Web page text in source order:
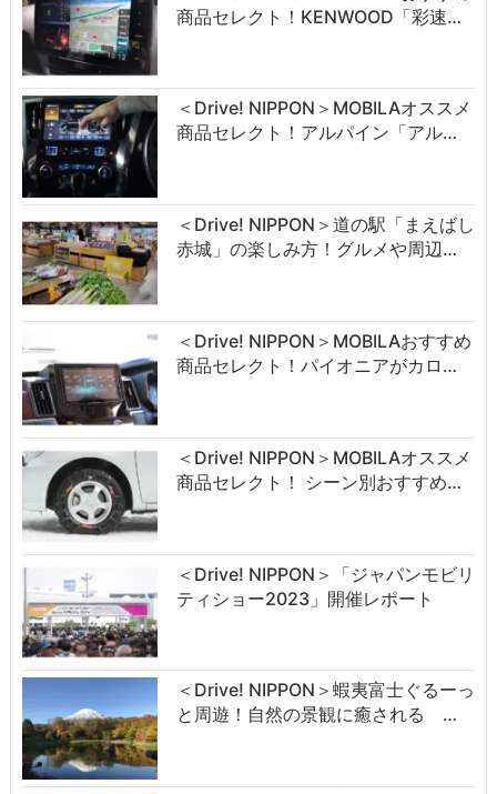
商品セレクト！KENWOOD「彩速…
＜Drive! NIPPON＞MOBILAオススメ
商品セレクト！アルパイン「アル…
＜Drive! NIPPON＞道の駅「まえばし
赤城」の楽しみ方！グルメや周辺…
＜Drive! NIPPON＞MOBILAおすすめ
商品セレクト！パイオニアがカロ…
＜Drive! NIPPON＞MOBILAオススメ
商品セレクト！ シーン別おすすめ…
＜Drive! NIPPON＞「ジャパンモビリ
ティショー2023」開催レポート
＜Drive! NIPPON＞蝦夷富士ぐるーっ
と周遊！自然の景観に癒される …